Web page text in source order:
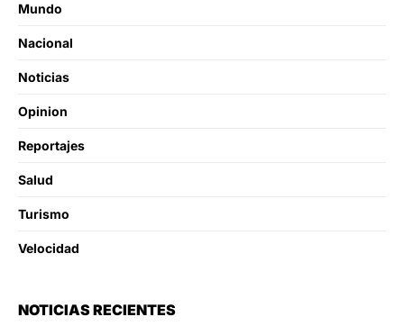
Mundo
Nacional
Noticias
Opinion
Reportajes
Salud
Turismo
Velocidad
NOTICIAS RECIENTES